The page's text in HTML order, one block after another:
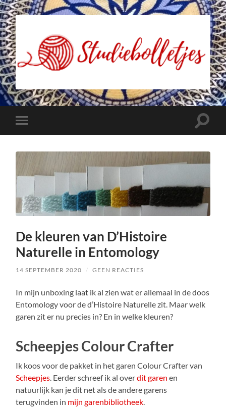
Studiebolletjes
Toggle
mobiel
Toggle
De kleuren van D’Histoire
Naturelle in Entomology
14 SEPTEMBER 2020 / GEEN REACTIES
In mijn unboxing laat ik al zien wat er allemaal in de doos
Entomology voor de d’Histoire Naturelle zit. Maar welk
garen zit er nu precies in? En in welke kleuren?
Scheepjes Colour Crafter
Ik koos voor de pakket in het garen Colour Crafter van
Scheepjes. Eerder schreef ik al overdit garen en
natuurlijk kan je dit net als de andere garens
terugvinden in mijn garenbibliotheek.